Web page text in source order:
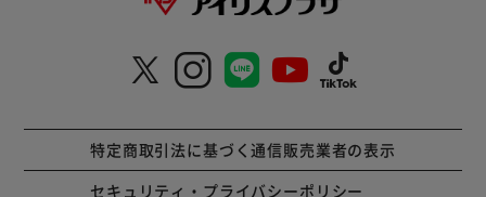
特定商取引法に基づく通信販売業者の表示
セキュリティ・プライバシーポリシー